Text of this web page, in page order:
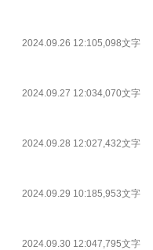
2024.09.26 12:105,098文字
2024.09.27 12:034,070文字
2024.09.28 12:027,432文字
2024.09.29 10:185,953文字
2024.09.30 12:047,795文字